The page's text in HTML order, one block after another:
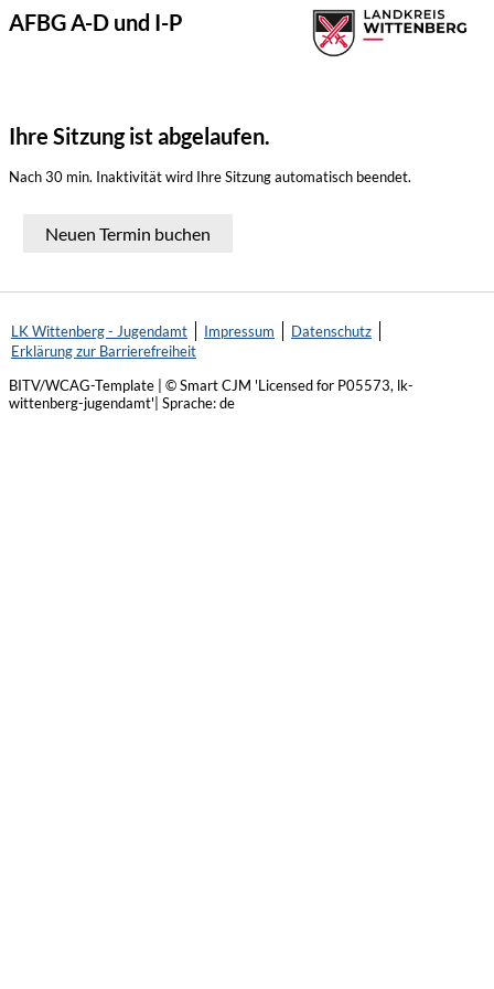
AFBG A-D und I-P
Ihre Sitzung ist abgelaufen.
Nach 30 min. Inaktivität wird Ihre Sitzung automatisch beendet.
Neuen Termin buchen
LK Wittenberg - Jugendamt Impressum
Datenschutz
Erklärung zur Barrierefreiheit
BITV/WCAG-Template | © Smart CJM 'Licensed for P05573, lk-
wittenberg-jugendamt'| Sprache: de